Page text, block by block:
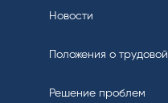
Новости
Положения о трудовой
Решение проблем